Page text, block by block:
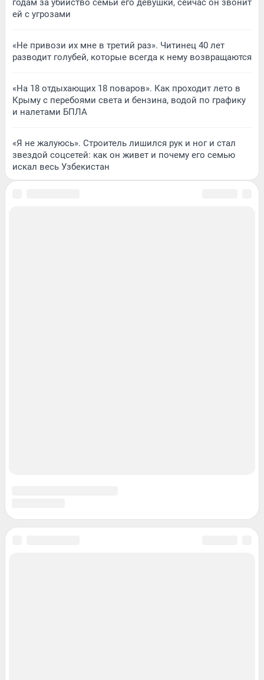
годам за убийство семьи его девушки, сейчас он звонит
ей с угрозами
«Не привози их мне в третий раз». Читинец 40 лет
разводит голубей, которые всегда к нему возвращаются
«На 18 отдыхающих 18 поваров». Как проходит лето в
Крыму с перебоями света и бензина, водой по графику
и налетами БПЛА
«Я не жалуюсь». Строитель лишился рук и ног и стал
звездой соцсетей: как он живет и почему его семью
искал весь Узбекистан